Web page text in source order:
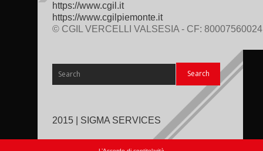
https://www.cgil.it
https://www.cgilpiemonte.it
© CGIL VERCELLI VALSESIA - CF: 80007560024
2015 | SIGMA SERVICES